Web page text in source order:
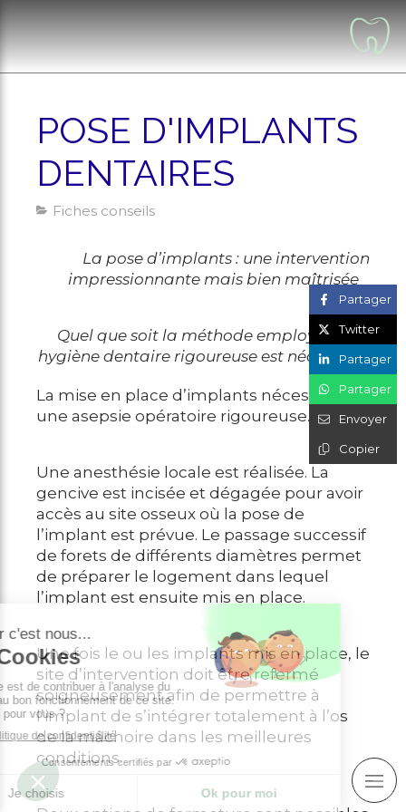
POSE D'IMPLANTS
DENTAIRES
Fiches conseils
La pose d’implants : une intervention
impressionnante mais bien maîtrisée
Quel que soit la méthode employée, une
hygiène dentaire rigoureuse est nécessaire
La mise en place d’implants nécessite
une asepsie opératoire rigoureuse.
Une anesthésie locale est réalisée. La
gencive est incisée et dégagée pour avoir
accès au site osseux où la pose de
l’implant est prévue. Le passage successif
de forets de différents diamètres permet
de préparer le logement dans lequel
l’implant est ensuite mis en place.
Une fois le ou les implants mis en place, le
site d’intervention doit être refermé
soigneusement afin de permettre à
l’implant de s’intégrer totalement à l’os
de la mâchoire dans les meilleures
conditions.
Partager
Twitter
Partager
Partager
Envoyer
Copier